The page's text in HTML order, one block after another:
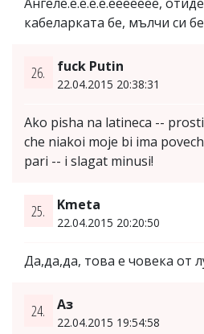
кабеларката бе, мълчи си
26. fuck Putin
22.04.2015 20:38:31
Ako pisha na latineca --
che niakoi moje bi ima
pari -- i slagat minusi!
25. Kmeta
22.04.2015 20:20:50
Да,да,да, това е човека от
24. Аз
22.04.2015 19:54:58